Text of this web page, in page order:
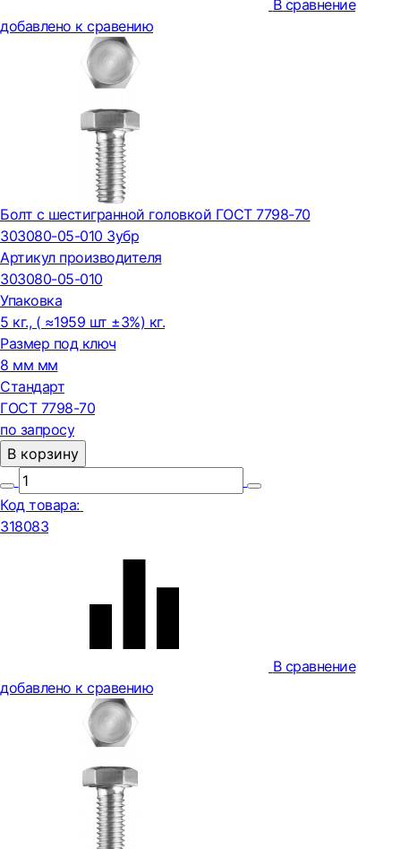
В сравнение
добавлено к сравению
Болт с шестигранной головкой ГОСТ 7798-70
303080-05-010 Зубр
Артикул производителя
303080-05-010
Упаковка
5 кг., ( ≈1959 шт ±3%) кг.
Размер под ключ
8 мм мм
Стандарт
ГОСТ 7798-70
по запросу
В корзину
Код товара:
318083
В сравнение
добавлено к сравению